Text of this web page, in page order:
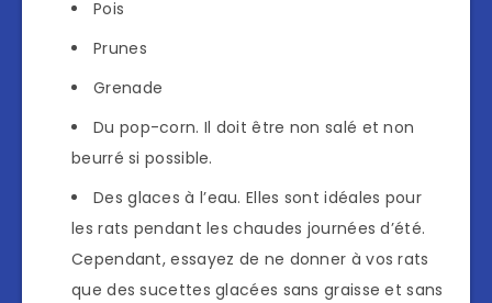
Pois
Prunes
Grenade
Du pop-corn. Il doit être non salé et non
beurré si possible.
Des glaces à l’eau. Elles sont idéales pour
les rats pendant les chaudes journées d’été.
Cependant, essayez de ne donner à vos rats
que des sucettes glacées sans graisse et sans